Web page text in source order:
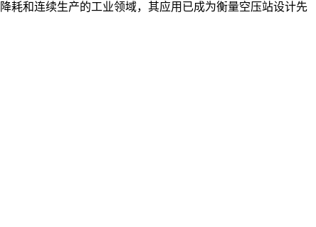
和连续生产的工业领域，其应用已成为衡量空压站设计先